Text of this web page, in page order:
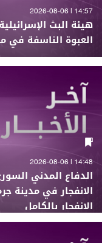
14:57 | 2026-08-06
هيئة البث
العبوة الناسفة في
14:48 | 2026-08-06
الدفاع المدني
الانفجار في مدينة
الانفجار بالكامل